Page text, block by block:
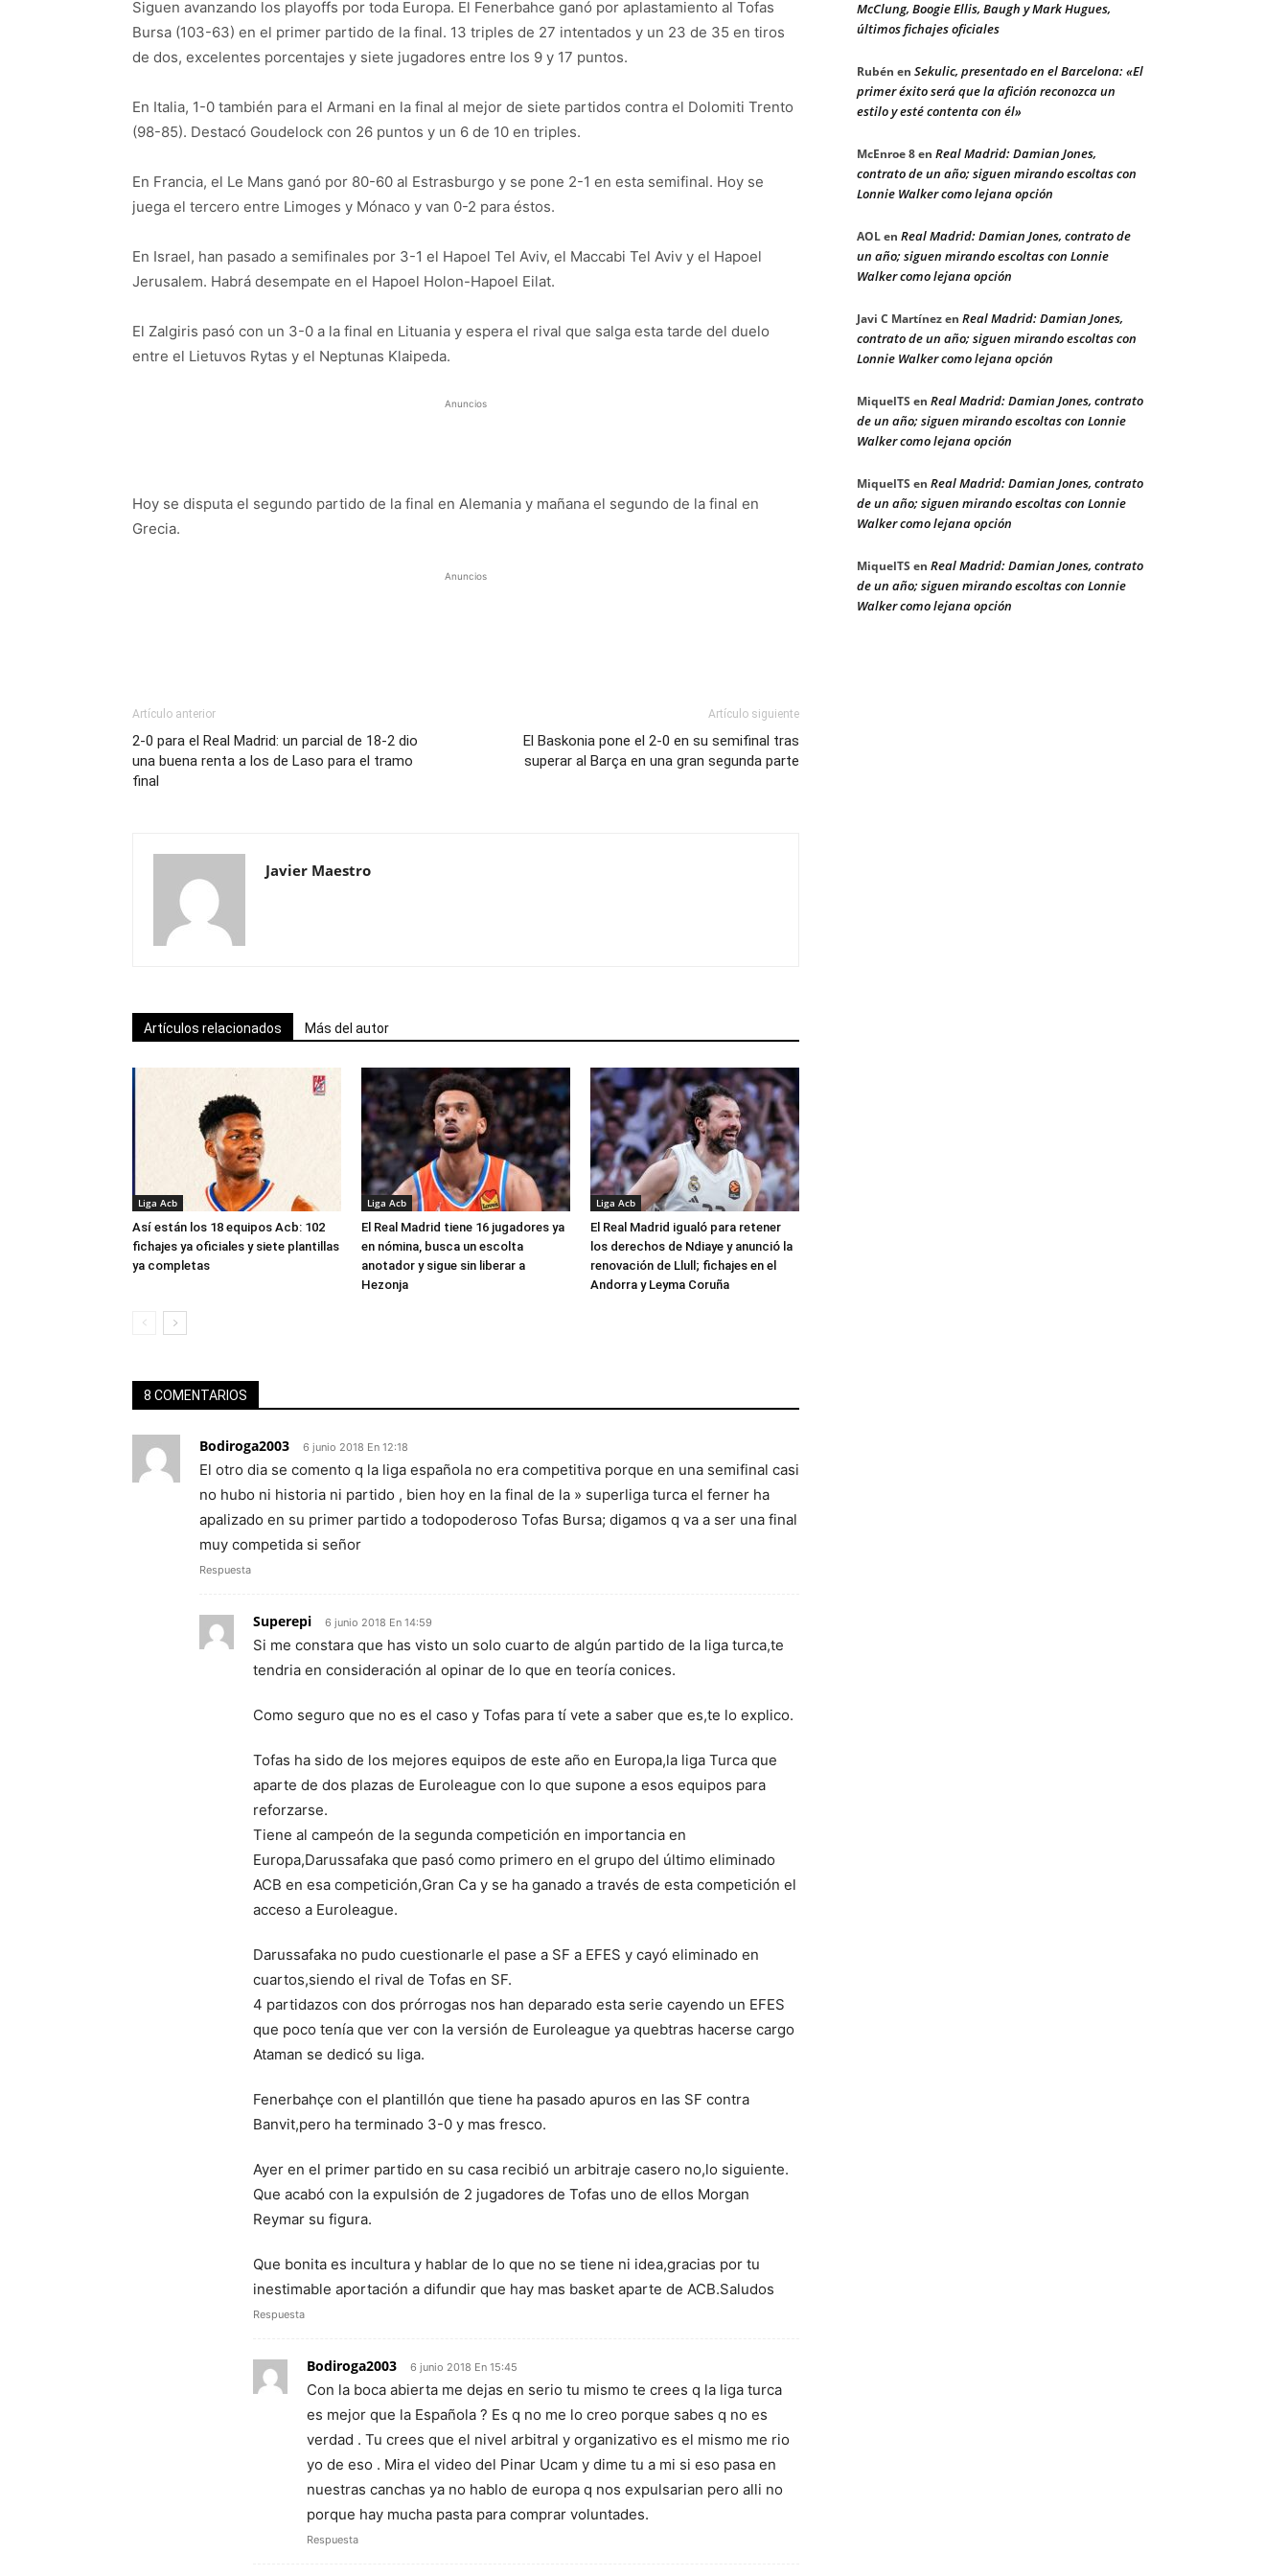
Siguen avanzando los playoffs por toda Europa. El Fenerbahce ganó por aplastamiento al Tofas
Bursa (103-63) en el primer partido de la final. 13 triples de 27 intentados y un 23 de 35 en tiros
de dos, excelentes porcentajes y siete jugadores entre los 9 y 17 puntos.
En Italia, 1-0 también para el Armani en la final al mejor de siete partidos contra el Dolomiti Trento
(98-85). Destacó Goudelock con 26 puntos y un 6 de 10 en triples.
En Francia, el Le Mans ganó por 80-60 al Estrasburgo y se pone 2-1 en esta semifinal. Hoy se
juega el tercero entre Limoges y Mónaco y van 0-2 para éstos.
En Israel, han pasado a semifinales por 3-1 el Hapoel Tel Aviv, el Maccabi Tel Aviv y el Hapoel
Jerusalem. Habrá desempate en el Hapoel Holon-Hapoel Eilat.
El Zalgiris pasó con un 3-0 a la final en Lituania y espera el rival que salga esta tarde del duelo
entre el Lietuvos Rytas y el Neptunas Klaipeda.
Anuncios
Hoy se disputa el segundo partido de la final en Alemania y mañana el segundo de la final en
Grecia.
Anuncios
Artículo anterior
2-0 para el Real Madrid: un parcial de 18-2 dio
una buena renta a los de Laso para el tramo
final
Artículo siguiente
El Baskonia pone el 2-0 en su semifinal tras
superar al Barça en una gran segunda parte
Javier Maestro
Artículos relacionados Más del autor
Liga Acb
Así están los 18 equipos Acb: 102
fichajes ya oficiales y siete plantillas
ya completas
Liga Acb
El Real Madrid tiene 16 jugadores ya
en nómina, busca un escolta
anotador y sigue sin liberar a
Hezonja
Liga Acb
El Real Madrid igualó para retener
los derechos de Ndiaye y anunció la
renovación de Llull; fichajes en el
Andorra y Leyma Coruña
8 COMENTARIOS
Bodiroga2003 6 junio 2018 En 12:18
El otro dia se comento q la liga española no era competitiva porque en una semifinal casi
no hubo ni historia ni partido , bien hoy en la final de la » superliga turca el ferner ha
apalizado en su primer partido a todopoderoso Tofas Bursa; digamos q va a ser una final
muy competida si señor
Respuesta
Superepi 6 junio 2018 En 14:59
Si me constara que has visto un solo cuarto de algún partido de la liga turca,te
tendria en consideración al opinar de lo que en teoría conices.
Como seguro que no es el caso y Tofas para tí vete a saber que es,te lo explico.
Tofas ha sido de los mejores equipos de este año en Europa,la liga Turca que
aparte de dos plazas de Euroleague con lo que supone a esos equipos para
reforzarse.
Tiene al campeón de la segunda competición en importancia en
Europa,Darussafaka que pasó como primero en el grupo del último eliminado
ACB en esa competición,Gran Ca y se ha ganado a través de esta competición el
acceso a Euroleague.
Darussafaka no pudo cuestionarle el pase a SF a EFES y cayó eliminado en
cuartos,siendo el rival de Tofas en SF.
4 partidazos con dos prórrogas nos han deparado esta serie cayendo un EFES
que poco tenía que ver con la versión de Euroleague ya quebtras hacerse cargo
Ataman se dedicó su liga.
Fenerbahçe con el plantillón que tiene ha pasado apuros en las SF contra
Banvit,pero ha terminado 3-0 y mas fresco.
Ayer en el primer partido en su casa recibió un arbitraje casero no,lo siguiente.
Que acabó con la expulsión de 2 jugadores de Tofas uno de ellos Morgan
Reymar su figura.
Que bonita es incultura y hablar de lo que no se tiene ni idea,gracias por tu
inestimable aportación a difundir que hay mas basket aparte de ACB.Saludos
Respuesta
Bodiroga2003 6 junio 2018 En 15:45
Con la boca abierta me dejas en serio tu mismo te crees q la liga turca
es mejor que la Española ? Es q no me lo creo porque sabes q no es
verdad . Tu crees que el nivel arbitral y organizativo es el mismo me rio
yo de eso . Mira el video del Pinar Ucam y dime tu a mi si eso pasa en
nuestras canchas ya no hablo de europa q nos expulsarian pero alli no
porque hay mucha pasta para comprar voluntades.
Respuesta
McClung, Boogie Ellis, Baugh y Mark Hugues,
últimos fichajes oficiales
Rubén en Sekulic, presentado en el Barcelona: «El
primer éxito será que la afición reconozca un
estilo y esté contenta con él»
McEnroe 8en Real Madrid: Damian Jones,
contrato de un año; siguen mirando escoltas con
Lonnie Walker como lejana opción
AOLen Real Madrid: Damian Jones, contrato de
un año; siguen mirando escoltas con Lonnie
Walker como lejana opción
Javi C Martínezen Real Madrid: Damian Jones,
contrato de un año; siguen mirando escoltas con
Lonnie Walker como lejana opción
MiquelTS en Real Madrid: Damian Jones, contrato
de un año; siguen mirando escoltas con Lonnie
Walker como lejana opción
MiquelTS en Real Madrid: Damian Jones, contrato
de un año; siguen mirando escoltas con Lonnie
Walker como lejana opción
MiquelTS en Real Madrid: Damian Jones, contrato
de un año; siguen mirando escoltas con Lonnie
Walker como lejana opción